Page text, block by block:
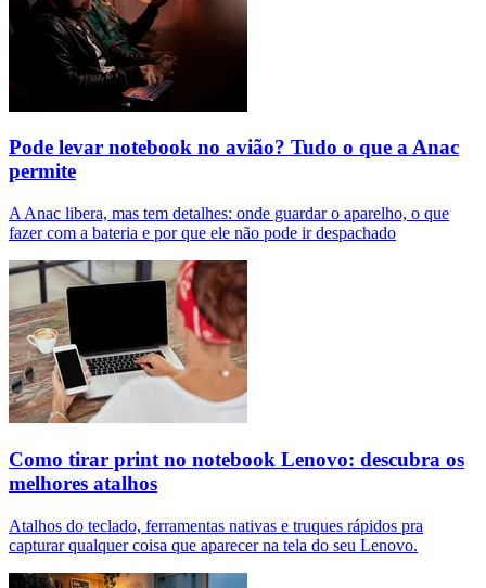
Pode levar notebook no avião? Tudo o que a Anac
permite
A Anac libera, mas tem detalhes: onde guardar o aparelho, o que
fazer com a bateria e por que ele não pode ir despachado
Como tirar print no notebook Lenovo: descubra os
melhores atalhos
Atalhos do teclado, ferramentas nativas e truques rápidos pra
capturar qualquer coisa que aparecer na tela do seu Lenovo.